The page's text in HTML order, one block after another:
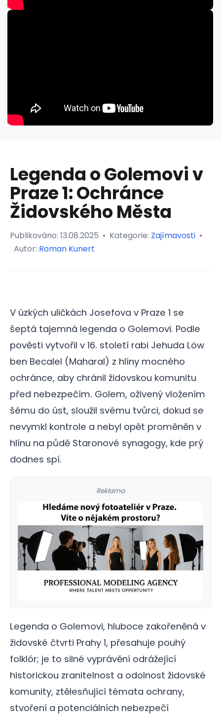
Legenda o Golemovi v
Praze 1: Ochránce
Židovského Města
Publikováno: 13.08.2025 • Kategorie: Zajímavosti •
Autor: Roman Kunert
V úzkých uličkách Josefova v Praze 1 se
šeptá tajemná legenda o Golemovi. Podle
pověsti vytvořil v 16. století rabi Jehuda Löw
ben Becalel (Maharal) z hlíny mocného
ochránce, aby chránil židovskou komunitu
před nebezpečím. Golem, oživený vložením
šému do úst, sloužil svému tvůrci, dokud se
nevymkl kontrole a nebyl opět proměněn v
hlínu na půdě Staronové synagogy, kde prý
dodnes spí.
Reklama
Legenda o Golemovi, hluboce zakořeněná v
židovské čtvrti Prahy 1, přesahuje pouhý
folklór; je to silné vyprávění odrážející
historickou zranitelnost a odolnost židovské
komunity, ztělesňující témata ochrany,
stvoření a potenciálních nebezpečí